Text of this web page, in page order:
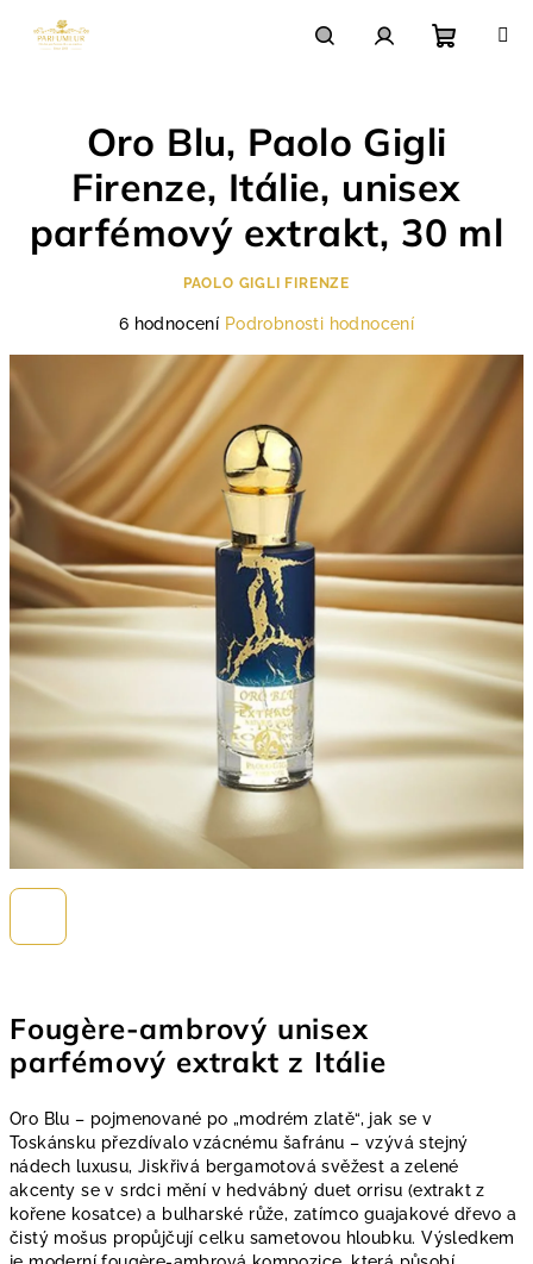
košík
Fougère-ambrový unisex
parfémový extrakt z Itálie
Oro Blu – pojmenované po „modrém zlatě“, jak se v
Toskánsku přezdívalo vzácnému šafránu – vzývá stejný
nádech luxusu, Jiskřivá bergamotová svěžest a zelené
akcenty se v srdci mění v hedvábný duet orrisu (extrakt z
kořene kosatce) a bulharské růže, zatímco guajakové dřevo a
čistý mošus propůjčují celku sametovou hloubku. Výsledkem
Oro Blu, Paolo Gigli
Firenze, Itálie, unisex
parfémový extrakt, 30 ml
PAOLO GIGLI FIRENZE
Průměrné
produktu
4,8
5
hvězdiček.
6 hodnocení Podrobnosti hodnocení